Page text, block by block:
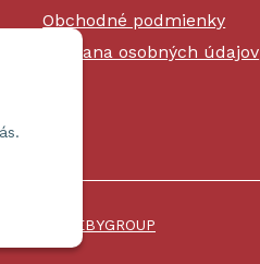
Obchodné podmienky
Ochrana osobných údajov
WEBYGROUP